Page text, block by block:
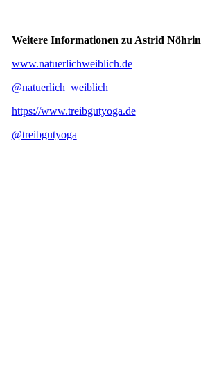
Weitere Informationen zu Astrid
www.natuerlichweiblich.de
@natuerlich_weiblich
https://www.treibgutyoga.de
@treibgutyoga